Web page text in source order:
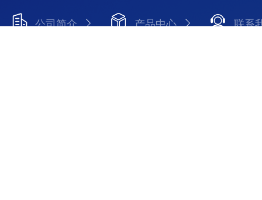
公司简介 产品中心 联系